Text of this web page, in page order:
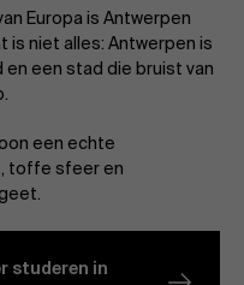
Europa is Antwerpen
is niet alles: Antwerpen is
een stad die bruist van
een echte
toffe sfeer en
studeren in